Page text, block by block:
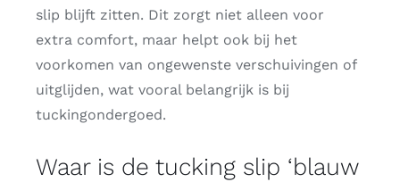
slip blijft zitten. Dit zorgt niet alleen voor
extra comfort, maar helpt ook bij het
voorkomen van ongewenste verschuivingen of
uitglijden, wat vooral belangrijk is bij
tuckingondergoed​.
Waar is de tucking slip ‘blauw